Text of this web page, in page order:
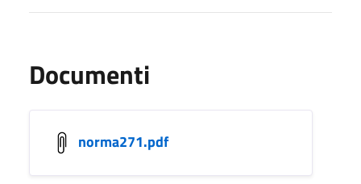
Documenti
norma271.pdf